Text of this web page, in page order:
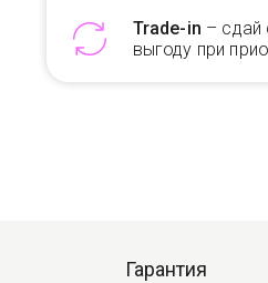
Trade-in – сдай
выгоду при
Гарантия